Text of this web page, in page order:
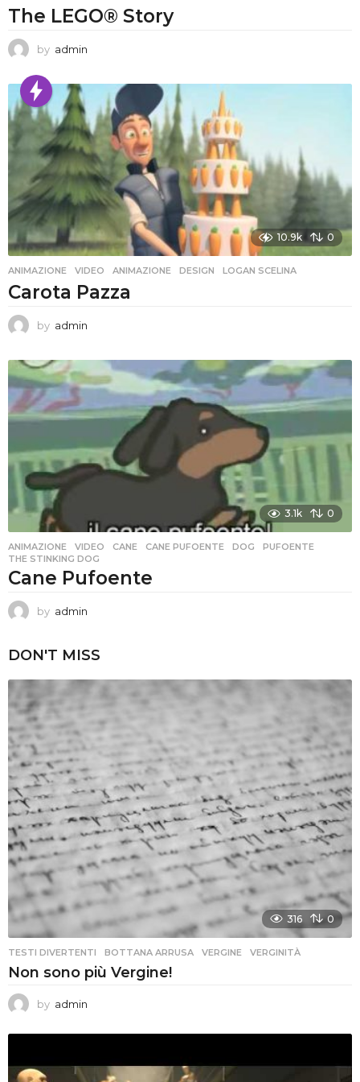
The LEGO® Story
by admin
10.9k 0
ANIMAZIONE ,VIDEO ANIMAZIONE ,DESIGN ,LOGAN SCELINA
Carota Pazza
by admin
3.1k 0
ANIMAZIONE ,VIDEO CANE ,CANE PUFOENTE ,DOG ,PUFOENTE
THE STINKING DOG
Cane Pufoente
by admin
DON'T MISS
316 0
TESTI DIVERTENTI BOTTANA ARRUSA ,VERGINE ,VERGINITÀ
Non sono più Vergine!
by admin